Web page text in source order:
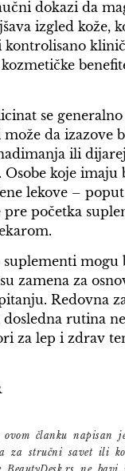
dokazi da
izgled kože,
kontrolisano
se
da izazove
ili
Osobe koje imaju
lekove –
pre početka
mogu
zamena za
Redovna
rutina
za lep i zdrav
ovom članku napisan
za stručni savet ili